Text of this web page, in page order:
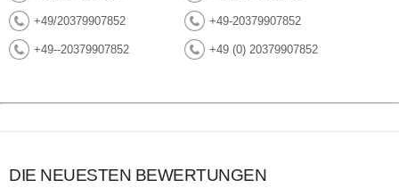
+49/20379907852 +49-20379907852
+49--20379907852 +49 (0) 20379907852
DIE NEUESTEN BEWERTUNGEN